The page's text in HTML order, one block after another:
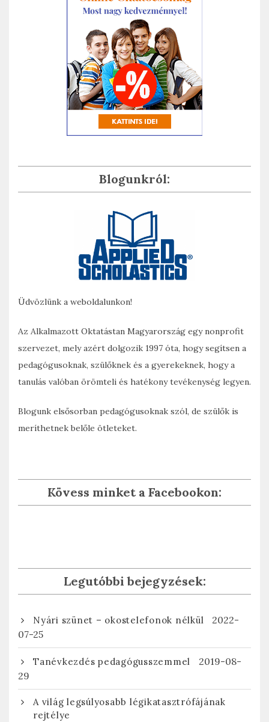
Blogunkról:
Üdvözlünk a weboldalunkon!
Az Alkalmazott Oktatástan Magyarország egy nonprofit
szervezet, mely azért dolgozik 1997 óta, hogy segítsen a
pedagógusoknak, szülőknek és a gyerekeknek, hogy a
tanulás valóban örömteli és hatékony tevékenység legyen.
Blogunk elsősorban pedagógusoknak szól, de szülők is
meríthetnek belőle ötleteket.
Kövess minket a Facebookon:
Legutóbbi bejegyzések:
Nyári szünet – okostelefonok nélkül
2022-
07-25
Tanévkezdés pedagógusszemmel
2019-08-
29
A világ legsúlyosabb légikatasztrófájának
rejtélye